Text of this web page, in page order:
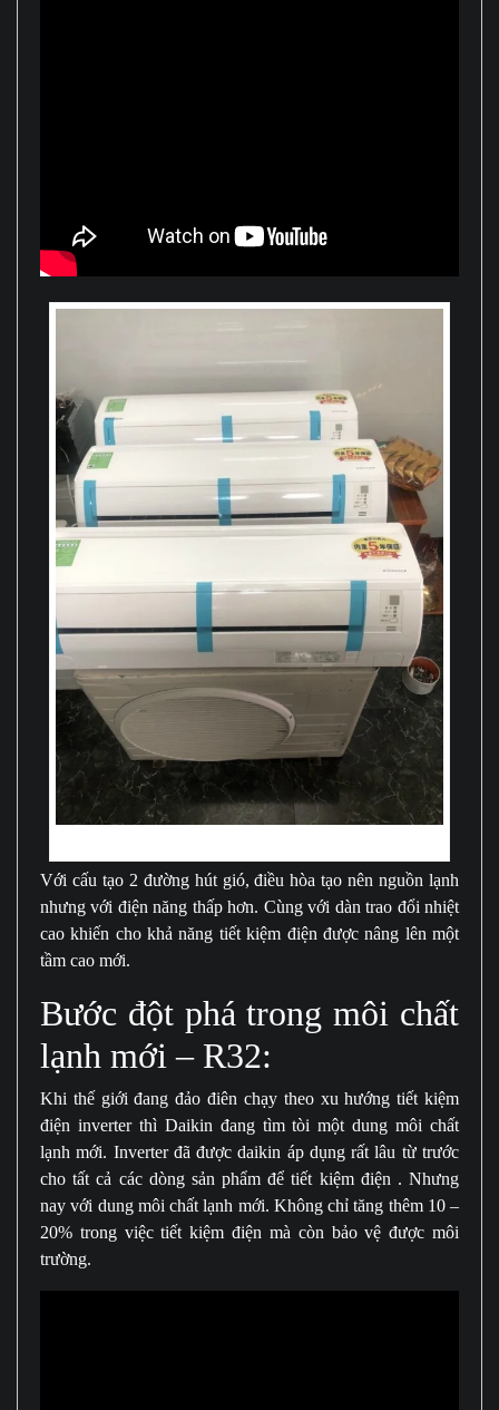
Với cấu tạo 2 đường hút gió, điều hòa tạo nên nguồn lạnh
nhưng với điện năng thấp hơn. Cùng với dàn trao đổi nhiệt
cao khiến cho khả năng tiết kiệm điện được nâng lên một
tầm cao mới.
Bước đột phá trong môi chất
lạnh mới – R32:
Khi thế giới đang đảo điên chạy theo xu hướng tiết kiệm
điện inverter thì Daikin đang tìm tòi một dung môi chất
lạnh mới. Inverter đã được daikin áp dụng rất lâu từ trước
cho tất cả các dòng sản phẩm để tiết kiệm điện . Nhưng
nay với dung môi chất lạnh mới. Không chỉ tăng thêm 10 –
20% trong việc tiết kiệm điện mà còn bảo vệ được môi
trường.